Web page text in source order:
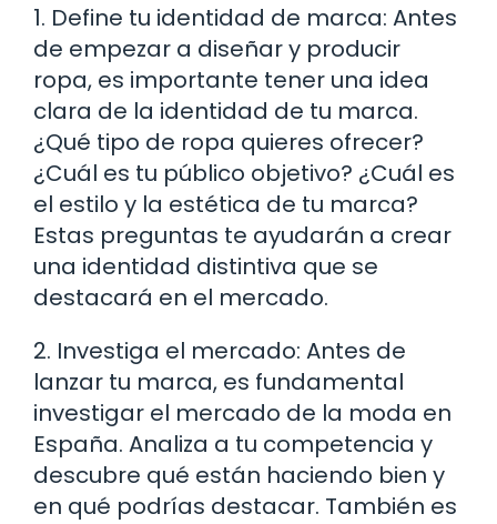
1. Define tu identidad de marca: Antes
de empezar a diseñar y producir
ropa, es importante tener una idea
clara de la identidad de tu marca.
¿Qué tipo de ropa quieres ofrecer?
¿Cuál es tu público objetivo? ¿Cuál es
el estilo y la estética de tu marca?
Estas preguntas te ayudarán a crear
una identidad distintiva que se
destacará en el mercado.
2. Investiga el mercado: Antes de
lanzar tu marca, es fundamental
investigar el mercado de la moda en
España. Analiza a tu competencia y
descubre qué están haciendo bien y
en qué podrías destacar. También es